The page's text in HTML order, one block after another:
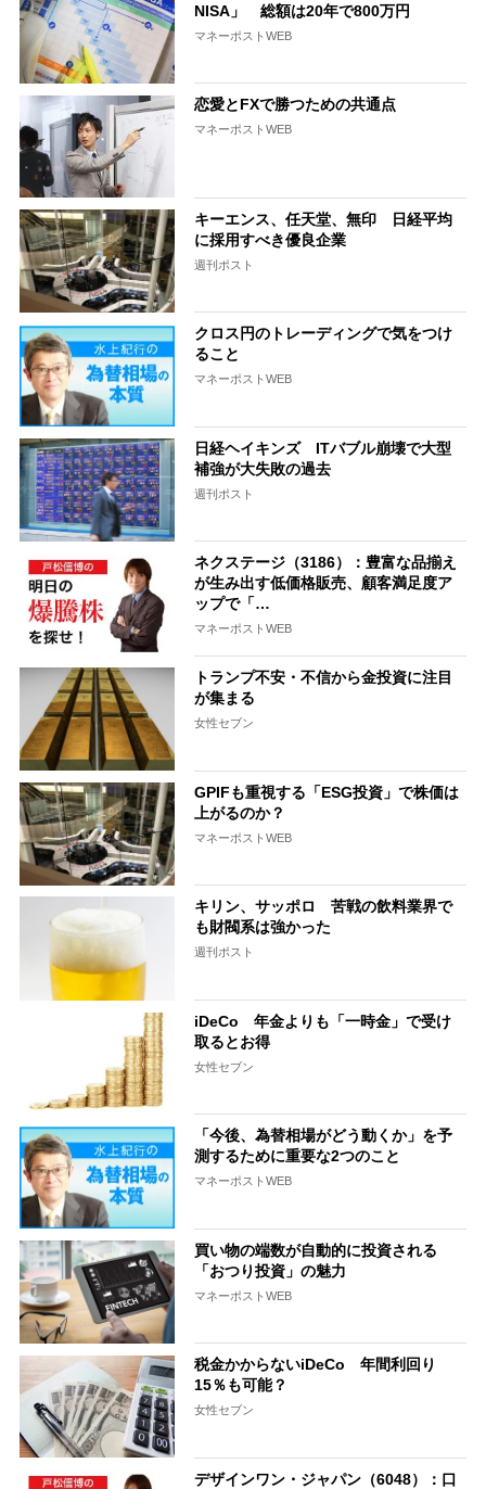
NISA」 総額は20年で800万円
マネーポストWEB
恋愛とFXで勝つための共通点
マネーポストWEB
キーエンス、任天堂、無印 日経平均
に採用すべき優良企業
週刊ポスト
クロス円のトレーディングで気をつけ
ること
マネーポストWEB
日経ヘイキンズ ITバブル崩壊で大型
補強が大失敗の過去
週刊ポスト
ネクステージ（3186）：豊富な品揃え
が生み出す低価格販売、顧客満足度ア
ップで「…
マネーポストWEB
トランプ不安・不信から金投資に注目
が集まる
女性セブン
GPIFも重視する「ESG投資」で株価は
上がるのか？
マネーポストWEB
キリン、サッポロ 苦戦の飲料業界で
も財閥系は強かった
週刊ポスト
iDeCo 年金よりも「一時金」で受け
取るとお得
女性セブン
「今後、為替相場がどう動くか」を予
測するために重要な2つのこと
マネーポストWEB
買い物の端数が自動的に投資される
「おつり投資」の魅力
マネーポストWEB
税金かからないiDeCo 年間利回り
15％も可能？
女性セブン
デザインワン・ジャパン（6048）：口